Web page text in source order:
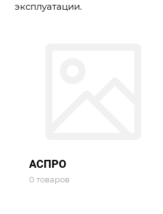
эксплуатации.
АСПРО
0 товаров